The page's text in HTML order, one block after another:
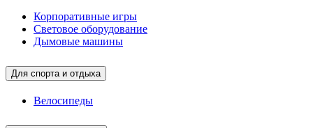
Корпоративные игры
Световое оборудование
Дымовые машины
Для спорта и отдыха
Велосипеды